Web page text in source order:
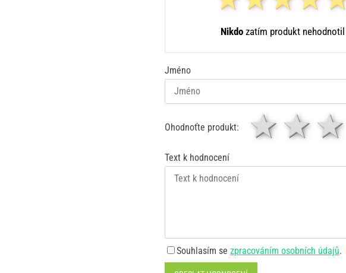
Nikdozatím produkt nehodnotil
Jméno
Ohodnoťte produkt: 2
1
Text k hodnocení
Souhlasím se zpracováním osobních údajů.